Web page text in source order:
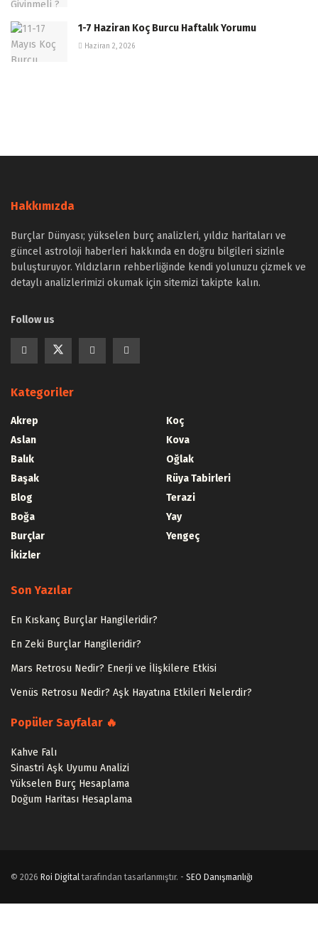
1-7 Haziran Koç Burcu Haftalık Yorumu
Haziran 2, 2026
Hakkımızda
Burçlar Dünyası; yükselen burç analizleri, yıldız haritaları ve
güncel astroloji haberleri hakkında en doğru bilgileri sizinle
buluşturuyor. Yıldızların rehberliğinde kendi yolunuzu çizmek ve
detaylı analizlerimizi okumak için sitemizi takipte kalın.
Follow us
Kategoriler
Akrep
Aslan
Balık
Başak
Blog
Boğa
Burçlar
İkizler
Koç
Kova
Oğlak
Rüya Tabirleri
Terazi
Yay
Yengeç
Son Yazılar
En Kıskanç Burçlar Hangileridir?
En Zeki Burçlar Hangileridir?
Mars Retrosu Nedir? Enerji ve İlişkilere Etkisi
Venüs Retrosu Nedir? Aşk Hayatına Etkileri Nelerdir?
Popüler Sayfalar 🔥
Kahve Falı
Sinastri Aşk Uyumu Analizi
Yükselen Burç Hesaplama
Doğum Haritası Hesaplama
© 2026 Roi Digital tarafından tasarlanmıştır. - SEO Danışmanlığı